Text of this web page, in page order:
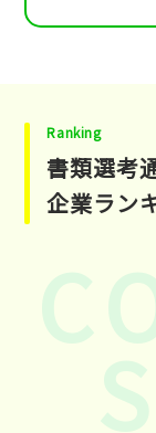
Ranking
書類選考
企業ラン